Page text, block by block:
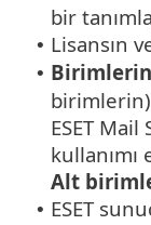
bir
• Lisansın
• Birimlerin
birimlerin)
ESET
Alt
• ESET